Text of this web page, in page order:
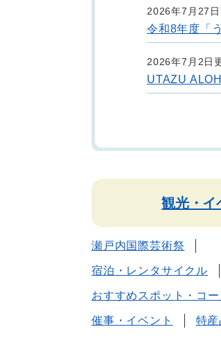
2026年7月27
令和8年度「
2026年7月2日
UTAZU
観光・イ
瀬戸内国際芸術祭
宿泊・レンタサイクル
おすすめスポット・コー
催事・イベント 特産